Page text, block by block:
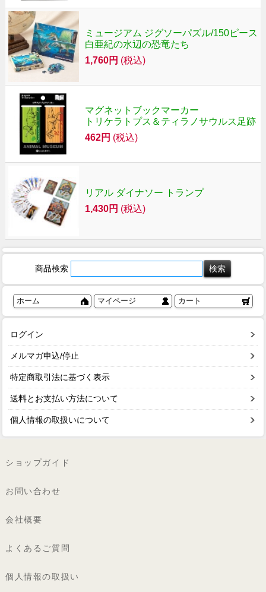
ミュージアム ジグソーパズル/150ピース
白亜紀の水辺の恐竜たち
1,760円 (税込)
マグネットブックマーカー
トリケラトプス＆ティラノサウルス足跡
462円 (税込)
リアル ダイナソー トランプ
1,430円 (税込)
商品検索
ホーム マイページ カート
ログイン
メルマガ申込/停止
特定商取引法に基づく表示
送料とお支払い方法について
個人情報の取扱いについて
ショップガイド
お問い合わせ
会社概要
よくあるご質問
個人情報の取扱い